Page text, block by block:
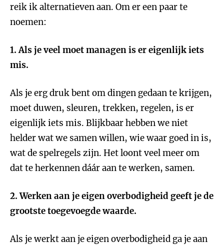
reik ik alternatieven aan. Om er een paar te
noemen:
1.Als je veel moet managen is er eigenlijk iets
mis.
Als je erg druk bent om dingen gedaan te krijgen,
moet duwen, sleuren, trekken, regelen, is er
eigenlijk iets mis. Blijkbaar hebben we niet
helder wat we samen willen, wie waar goed in is,
wat de spelregels zijn. Het loont veel meer om
dat te herkennen dáár aan te werken, samen.
2.Werken aan je eigen overbodigheid geeft je de
grootste toegevoegde waarde.
Als je werkt aan je eigen overbodigheid ga je aan